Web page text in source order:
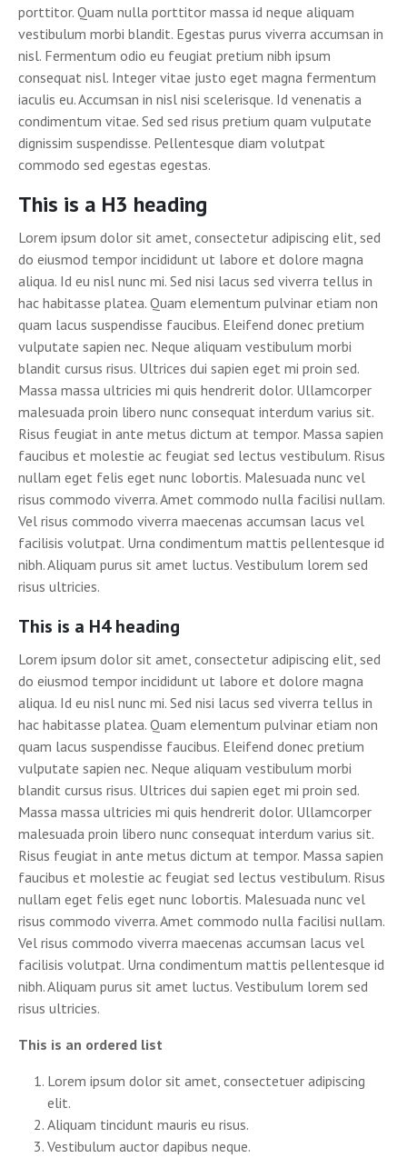
porttitor. Quam nulla porttitor massa id neque aliquam
vestibulum morbi blandit. Egestas purus viverra accumsan in
nisl. Fermentum odio eu feugiat pretium nibh ipsum
consequat nisl. Integer vitae justo eget magna fermentum
iaculis eu. Accumsan in nisl nisi scelerisque. Id venenatis a
condimentum vitae. Sed sed risus pretium quam vulputate
dignissim suspendisse. Pellentesque diam volutpat
commodo sed egestas egestas.
This is a H3 heading
Lorem ipsum dolor sit amet, consectetur adipiscing elit, sed
do eiusmod tempor incididunt ut labore et dolore magna
aliqua. Id eu nisl nunc mi. Sed nisi lacus sed viverra tellus in
hac habitasse platea. Quam elementum pulvinar etiam non
quam lacus suspendisse faucibus. Eleifend donec pretium
vulputate sapien nec. Neque aliquam vestibulum morbi
blandit cursus risus. Ultrices dui sapien eget mi proin sed.
Massa massa ultricies mi quis hendrerit dolor. Ullamcorper
malesuada proin libero nunc consequat interdum varius sit.
Risus feugiat in ante metus dictum at tempor. Massa sapien
faucibus et molestie ac feugiat sed lectus vestibulum. Risus
nullam eget felis eget nunc lobortis. Malesuada nunc vel
risus commodo viverra. Amet commodo nulla facilisi nullam.
Vel risus commodo viverra maecenas accumsan lacus vel
facilisis volutpat. Urna condimentum mattis pellentesque id
nibh. Aliquam purus sit amet luctus. Vestibulum lorem sed
risus ultricies.
This is a H4 heading
Lorem ipsum dolor sit amet, consectetur adipiscing elit, sed
do eiusmod tempor incididunt ut labore et dolore magna
aliqua. Id eu nisl nunc mi. Sed nisi lacus sed viverra tellus in
hac habitasse platea. Quam elementum pulvinar etiam non
quam lacus suspendisse faucibus. Eleifend donec pretium
vulputate sapien nec. Neque aliquam vestibulum morbi
blandit cursus risus. Ultrices dui sapien eget mi proin sed.
Massa massa ultricies mi quis hendrerit dolor. Ullamcorper
malesuada proin libero nunc consequat interdum varius sit.
Risus feugiat in ante metus dictum at tempor. Massa sapien
faucibus et molestie ac feugiat sed lectus vestibulum. Risus
nullam eget felis eget nunc lobortis. Malesuada nunc vel
risus commodo viverra. Amet commodo nulla facilisi nullam.
Vel risus commodo viverra maecenas accumsan lacus vel
facilisis volutpat. Urna condimentum mattis pellentesque id
nibh. Aliquam purus sit amet luctus. Vestibulum lorem sed
risus ultricies.
This is an ordered list
Lorem ipsum dolor sit amet, consectetuer adipiscing
elit.
Aliquam tincidunt mauris eu risus.
Vestibulum auctor dapibus neque.